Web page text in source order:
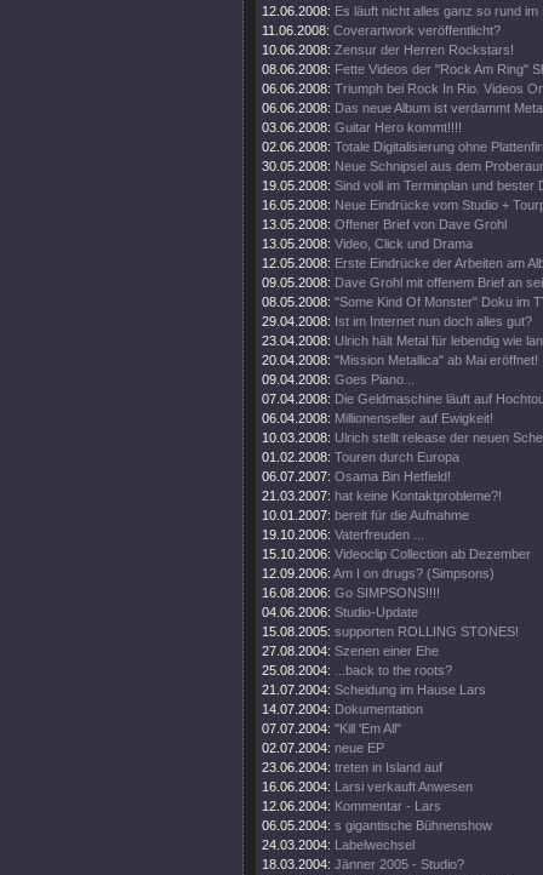
12.06.2008: Es läuft nicht alles ganz so rund im
11.06.2008: Coverartwork veröffentlicht?
10.06.2008: Zensur der Herren Rockstars!
08.06.2008: Fette Videos der "Rock Am Ring"
06.06.2008: Triumph bei Rock In Rio. Videos
06.06.2008: Das neue Album ist verdammt
03.06.2008: Guitar Hero kommt!!!!
02.06.2008: Totale Digitalisierung ohne
30.05.2008: Neue Schnipsel aus dem
19.05.2008: Sind voll im Terminplan und bester
16.05.2008: Neue Eindrücke vom Studio +
13.05.2008: Offener Brief von Dave Grohl
13.05.2008: Video, Click und Drama
12.05.2008: Erste Eindrücke der Arbeiten am
09.05.2008: Dave Grohl mit offenem Brief an
08.05.2008: "Some Kind Of Monster" Doku im
29.04.2008: Ist im Internet nun doch alles gut?
23.04.2008: Ulrich hält Metal für lebendig wie
20.04.2008: "Mission Metallica" ab Mai eröffnet!
09.04.2008: Goes Piano...
07.04.2008: Die Geldmaschine läuft auf
06.04.2008: Millionenseller auf Ewigkeit!
10.03.2008: Ulrich stellt release der neuen
01.02.2008: Touren durch Europa
06.07.2007: Osama Bin Hetfield!
21.03.2007: hat keine Kontaktprobleme?!
10.01.2007: bereit für die Aufnahme
19.10.2006: Vaterfreuden ...
15.10.2006: Videoclip Collection ab Dezember
12.09.2006: Am I on drugs? (Simpsons)
16.08.2006: Go SIMPSONS!!!!
04.06.2006: Studio-Update
15.08.2005: supporten ROLLING STONES!
27.08.2004: Szenen einer Ehe
25.08.2004:
...back to the roots?
21.07.2004: Scheidung im Hause Lars
14.07.2004: Dokumentation
07.07.2004: "Kill 'Em All"
02.07.2004: neue EP
23.06.2004: treten in Island auf
16.06.2004: Larsi verkauft Anwesen
12.06.2004: Kommentar - Lars
06.05.2004: s gigantische Bühnenshow
24.03.2004: Labelwechsel
18.03.2004: Jänner 2005 - Studio?